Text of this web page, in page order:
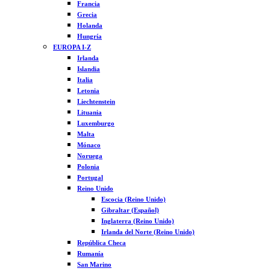
Francia
Grecia
Holanda
Hungría
EUROPA I-Z
Irlanda
Islandia
Italia
Letonia
Liechtenstein
Lituania
Luxemburgo
Malta
Mónaco
Noruega
Polonia
Portugal
Reino Unido
Escocia (Reino Unido)
Gibraltar (Español)
Inglaterra (Reino Unido)
Irlanda del Norte (Reino Unido)
República Checa
Rumanía
San Marino